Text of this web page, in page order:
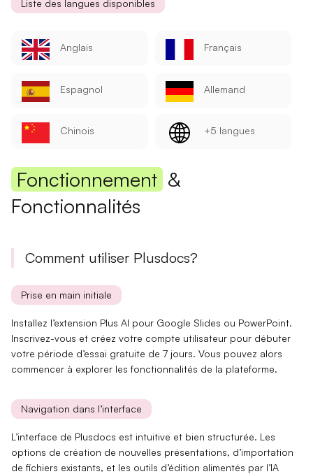
Liste des langues disponibles
Anglais Français
Espagnol Allemand
Chinois +5 langues
Fonctionnement &
Fonctionnalités
Comment utiliser Plusdocs?
Prise en main initiale
Installez l’extension Plus AI pour Google Slides ou PowerPoint.
Inscrivez-vous et créez votre compte utilisateur pour débuter
votre période d’essai gratuite de 7 jours. Vous pouvez alors
commencer à explorer les fonctionnalités de la plateforme.
Navigation dans l’interface
L’interface de Plusdocs est intuitive et bien structurée. Les
options de création de nouvelles présentations, d’importation
de fichiers existants, et les outils d’édition alimentés par l’IA